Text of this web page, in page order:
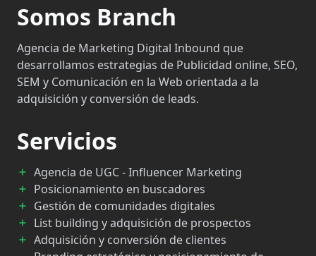
Somos Branch
Agencia de Marketing Digital Inbound que
desarrollamos estrategias de Publicidad online, SEO,
SEM y Comunicación en la Web orientada a la
adquisición y conversión de leads.
Servicios
Agencia de UGC - Influencer Marketing
Posicionamiento en buscadores
Gestión de comunidades digitales
List building y adquisición de prospectos
Adquisición y conversión de clientes